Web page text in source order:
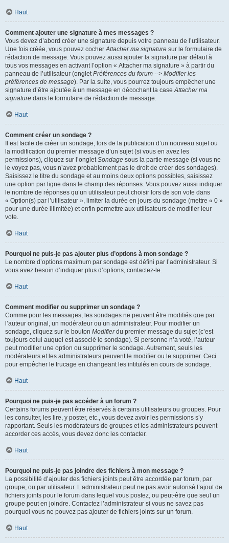
Haut
Comment ajouter une signature à mes messages ?
Vous devez d’abord créer une signature depuis votre panneau de l’utilisateur.
Une fois créée, vous pouvez cocherAttacher ma signature sur le formulaire de
rédaction de message. Vous pouvez aussi ajouter la signature par défaut à
tous vos messages en activant l’option « Attacher ma signature » à partir du
panneau de l’utilisateur (ongletPréférences du forum --> Modifier les
préférences de message). Par la suite, vous pourrez toujours empêcher une
signature d’être ajoutée à un message en décochant la caseAttacher ma
signature dans le formulaire de rédaction de message.
Haut
Comment créer un sondage ?
Il est facile de créer un sondage, lors de la publication d’un nouveau sujet ou
la modification du premier message d’un sujet (si vous en avez les
permissions), cliquez sur l’ongletSondage sous la partie message (si vous ne
le voyez pas, vous n’avez probablement pas le droit de créer des sondages).
Saisissez le titre du sondage et au moins deux options possibles, saisissez
une option par ligne dans le champ des réponses. Vous pouvez aussi indiquer
le nombre de réponses qu’un utilisateur peut choisir lors de son vote dans
« Option(s) par l’utilisateur », limiter la durée en jours du sondage (mettre « 0 »
pour une durée illimitée) et enfin permettre aux utilisateurs de modifier leur
vote.
Haut
Pourquoi ne puis-je pas ajouter plus d’options à mon sondage ?
Le nombre d’options maximum par sondage est défini par l’administrateur. Si
vous avez besoin d’indiquer plus d’options, contactez-le.
Haut
Comment modifier ou supprimer un sondage ?
Comme pour les messages, les sondages ne peuvent être modifiés que par
l’auteur original, un modérateur ou un administrateur. Pour modifier un
sondage, cliquez sur le bouton Modifierdu premier message du sujet (c’est
toujours celui auquel est associé le sondage). Si personne n’a voté, l’auteur
peut modifier une option ou supprimer le sondage. Autrement, seuls les
modérateurs et les administrateurs peuvent le modifier ou le supprimer. Ceci
pour empêcher le trucage en changeant les intitulés en cours de sondage.
Haut
Pourquoi ne puis-je pas accéder à un forum ?
Certains forums peuvent être réservés à certains utilisateurs ou groupes. Pour
les consulter, les lire, y poster, etc., vous devez avoir les permissions s’y
rapportant. Seuls les modérateurs de groupes et les administrateurs peuvent
accorder ces accès, vous devez donc les contacter.
Haut
Pourquoi ne puis-je pas joindre des fichiers à mon message ?
La possibilité d’ajouter des fichiers joints peut être accordée par forum, par
groupe, ou par utilisateur. L’administrateur peut ne pas avoir autorisé l’ajout de
fichiers joints pour le forum dans lequel vous postez, ou peut-être que seul un
groupe peut en joindre. Contactez l’administrateur si vous ne savez pas
pourquoi vous ne pouvez pas ajouter de fichiers joints sur un forum.
Haut